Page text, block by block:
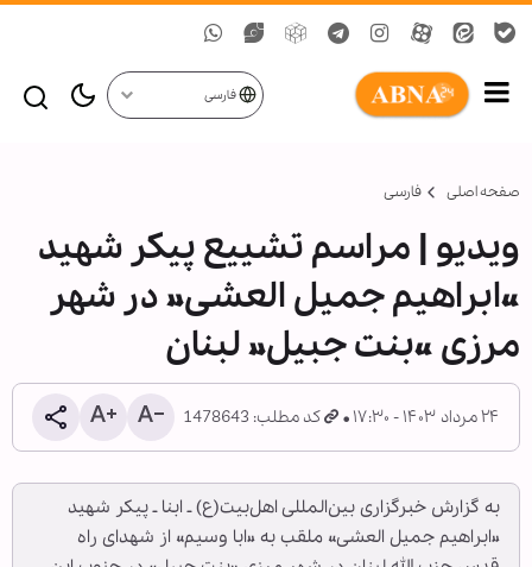
فارسی
صفحه اصلی فارسی
ویدیو | مراسم تشییع پیکر شهید
«ابراهیم جمیل العشی» در شهر
مرزی «بنت جبیل» لبنان
۲۴ مرداد ۱۴۰۳ - ۱۷:۳۰ کد مطلب: 1478643
به گزارش خبرگزاری بین‌المللی اهل‌بیت(ع) ـ ابنا ـ پیکر شهید
«ابراهیم جمیل العشی» ملقب به «ابا وسیم» از شهدای راه